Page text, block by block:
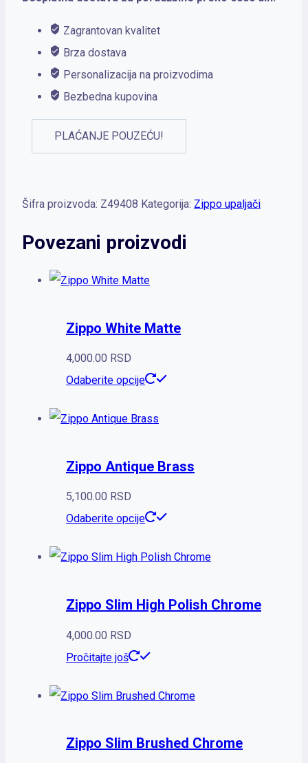
Zagrantovan kvalitet
Brza dostava
Personalizacija na proizvodima
Bezbedna kupovina
PLAĆANJE POUZEĆU!
Šifra proizvoda: Z49408 Kategorija: Zippo upaljači
Povezani proizvodi
Zippo White Matte
4,000.00 RSD
Odaberite opcije
Zippo Antique Brass
5,100.00 RSD
Odaberite opcije
Zippo Slim High Polish Chrome
4,000.00 RSD
Pročitajte još
Zippo Slim Brushed Chrome